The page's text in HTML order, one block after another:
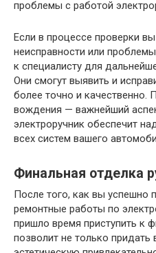
проблемы с работой
Если в процессе проверки
неисправности или
к специалисту для
Они смогут выявить и
более точно и качественно.
вождения — важнейший
электроручник обеспечит
всех систем вашего
Финальная отделка
После того, как вы успешно
ремонтные работы по
пришло время приступить к
позволит не только придать